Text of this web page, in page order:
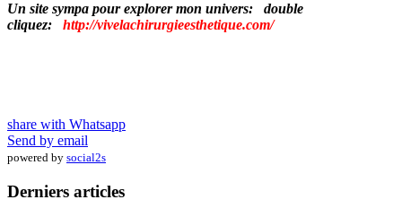
Un site sympa pour explorer mon univers: double
cliquez:
http://vivelachirurgieesthetique.com/
share with Whatsapp
Send by email
powered by social2s
Derniers articles